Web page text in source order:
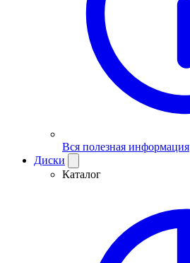
Вся полезная информация
Диски
Каталог